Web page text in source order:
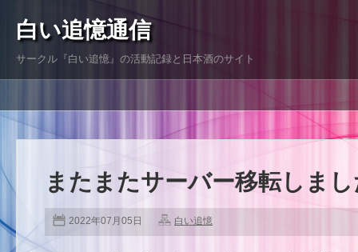
白い追憶通信
サークル『白い追憶』の活動記録と日本酒のサイト
またまたサーバー移転しま
2022年07月05日 白い追憶